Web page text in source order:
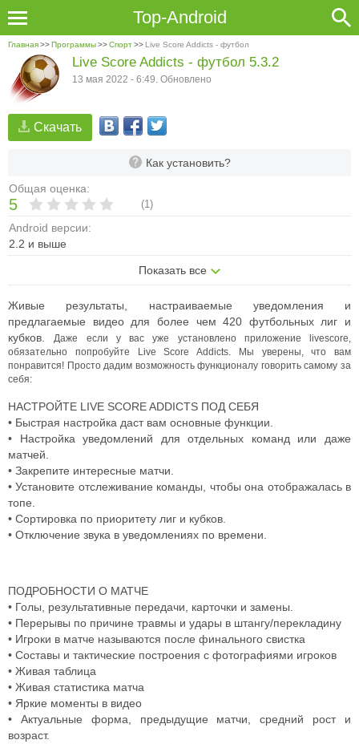
Top-Android
Главная>>Программы>>Спорт>> Live Score Addicts - футбол
Скачать
Как установить?
Общая оценка:
5 (1)
Android версии:
2.2 и выше
Показать все
Live Score Addicts - футбол 5.3.2
13 мая 2022 - 6:49. Обновлено
Живые результаты, настраиваемые уведомления и
предлагаемые видео для более чем 420 футбольных лиг и
кубков. Даже если у вас уже установлено приложение livescore,
обязательно попробуйте Live Score Addicts. Мы уверены, что вам
понравится! Просто дадим возможность функционалу говорить самому за
себя:
НАСТРОЙТЕ LIVE SCORE ADDICTS ПОД СЕБЯ
• Быстрая настройка даст вам основные функции.
• Настройка уведомлений для отдельных команд или даже
матчей.
• Закрепите интересные матчи.
• Установите отслеживание команды, чтобы она отображалась в
топе.
• Сортировка по приоритету лиг и кубков.
• Отключение звука в уведомлениях по времени.
ПОДРОБНОСТИ О МАТЧЕ
• Голы, результативные передачи, карточки и замены.
• Перерывы по причине травмы и удары в штангу/перекладину
• Игроки в матче называются после финального свистка
• Составы и тактические построения с фотографиями игроков
• Живая таблица
• Живая статистика матча
• Яркие моменты в видео
• Актуальные форма, предыдущие матчи, средний рост и
возраст.